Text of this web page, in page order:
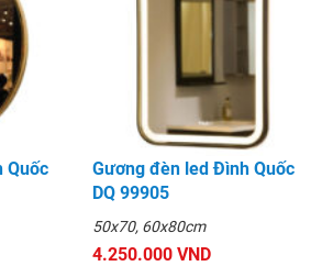
Quốc
Gương đèn led Đình Quốc
DQ 99905
50x70, 60x80cm
4.250.000 VND